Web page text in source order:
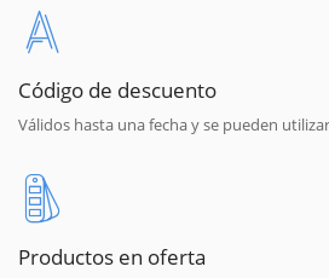
Código de descuento
Válidos hasta una fecha y se pueden
Productos en oferta